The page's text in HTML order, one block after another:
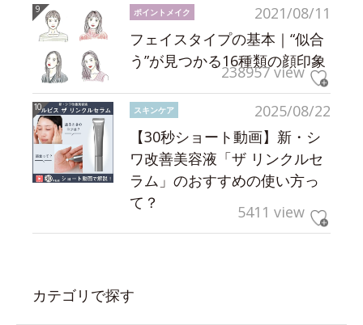
2021/08/11
ポイントメイク
フェイスタイプの基本｜“似合
う”が見つかる16種類の顔印象
238957 view
2025/08/22
スキンケア
【30秒ショート動画】新・シ
ワ改善美容液「ザ リンクルセ
ラム」のおすすめの使い方っ
て？
5411 view
カテゴリで探す